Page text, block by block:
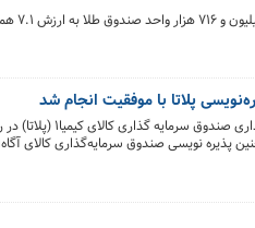
پلاتا با موفقیت انجام شد